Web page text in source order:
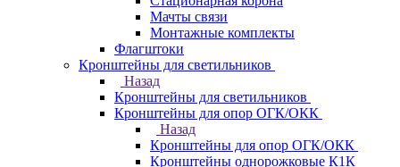
Мачты связи
Монтажные комплекты
Флагштоки
Кронштейны для светильников
Назад
Кронштейны для светильников
Кронштейны для опор ОГК/ОКК
Назад
Кронштейны для опор ОГК/ОКК
Кронштейны однорожковые К1К